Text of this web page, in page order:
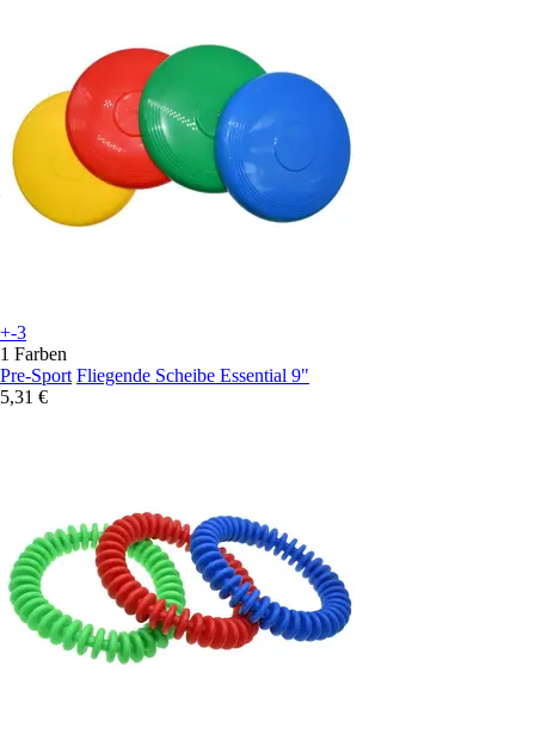
+-3
1 Farben
Pre-Sport Fliegende Scheibe Essential 9"
5,31 €